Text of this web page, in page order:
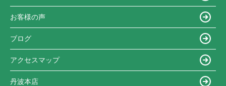
お客様の声
ブログ
アクセスマップ
丹波本店